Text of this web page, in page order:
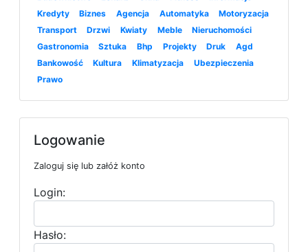
Kredyty
Biznes Agencja Automatyka
Motoryzacja
Transport
Drzwi Kwiaty Meble
Nieruchomości
Gastronomia
Sztuka Bhp Projekty Druk
Agd
Bankowość
Kultura Klimatyzacja
Ubezpieczenia
Prawo
Logowanie
Zaloguj się lub załóż konto
Login:
Hasło: